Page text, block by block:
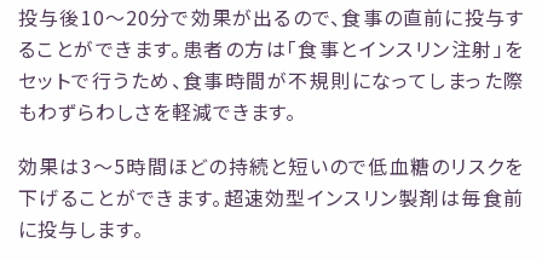
投与後10～20分で効果が出るので、食事の直前に投与す
ることができます。患者の方は「食事とインスリン注射」を
セットで行うため、食事時間が不規則になってしまった際
もわずらわしさを軽減できます。
効果は3～5時間ほどの持続と短いので低血糖のリスクを
下げることができます。超速効型インスリン製剤は毎食前
に投与します。